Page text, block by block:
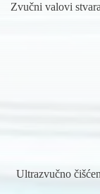
Zvučni valovi
Ultrazvučno